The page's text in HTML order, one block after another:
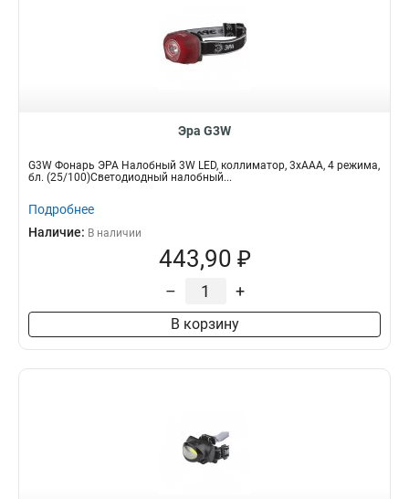
Эра G3W
G3W Фонарь ЭРА Налобный 3W LED, коллиматор, 3хААА, 4 режима,
бл. (25/100)Светодиодный налобный...
Подробнее
Наличие: В наличии
443,90 ₽
– +
В корзину